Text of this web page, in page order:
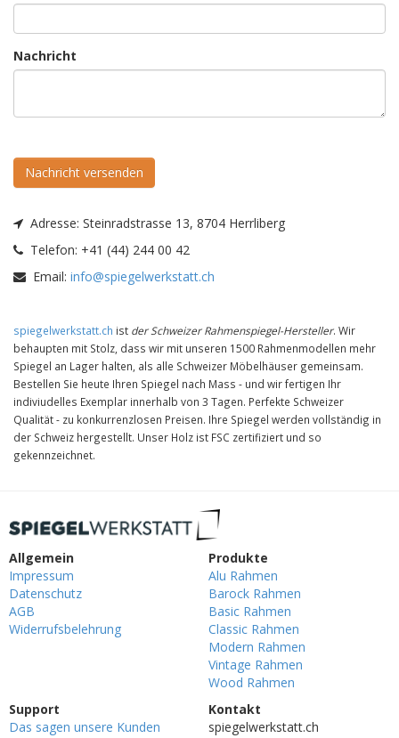
Nachricht
Nachricht versenden
Adresse: Steinradstrasse 13, 8704 Herrliberg
Telefon: +41 (44) 244 00 42
Email: info@spiegelwerkstatt.ch
spiegelwerkstatt.ch ist der Schweizer Rahmenspiegel-Hersteller. Wir
behaupten mit Stolz, dass wir mit unseren 1500 Rahmenmodellen mehr
Spiegel an Lager halten, als alle Schweizer Möbelhäuser gemeinsam.
Bestellen Sie heute Ihren Spiegel nach Mass - und wir fertigen Ihr
indiviudelles Exemplar innerhalb von 3 Tagen. Perfekte Schweizer
Qualität - zu konkurrenzlosen Preisen. Ihre Spiegel werden vollständig in
der Schweiz hergestellt. Unser Holz ist FSC zertifiziert und so
gekennzeichnet.
Allgemein
Impressum
Datenschutz
AGB
Widerrufsbelehrung
Produkte
Alu Rahmen
Barock Rahmen
Basic Rahmen
Classic Rahmen
Modern Rahmen
Vintage Rahmen
Wood Rahmen
Support
Das sagen unsere Kunden
Kontakt
spiegelwerkstatt.ch